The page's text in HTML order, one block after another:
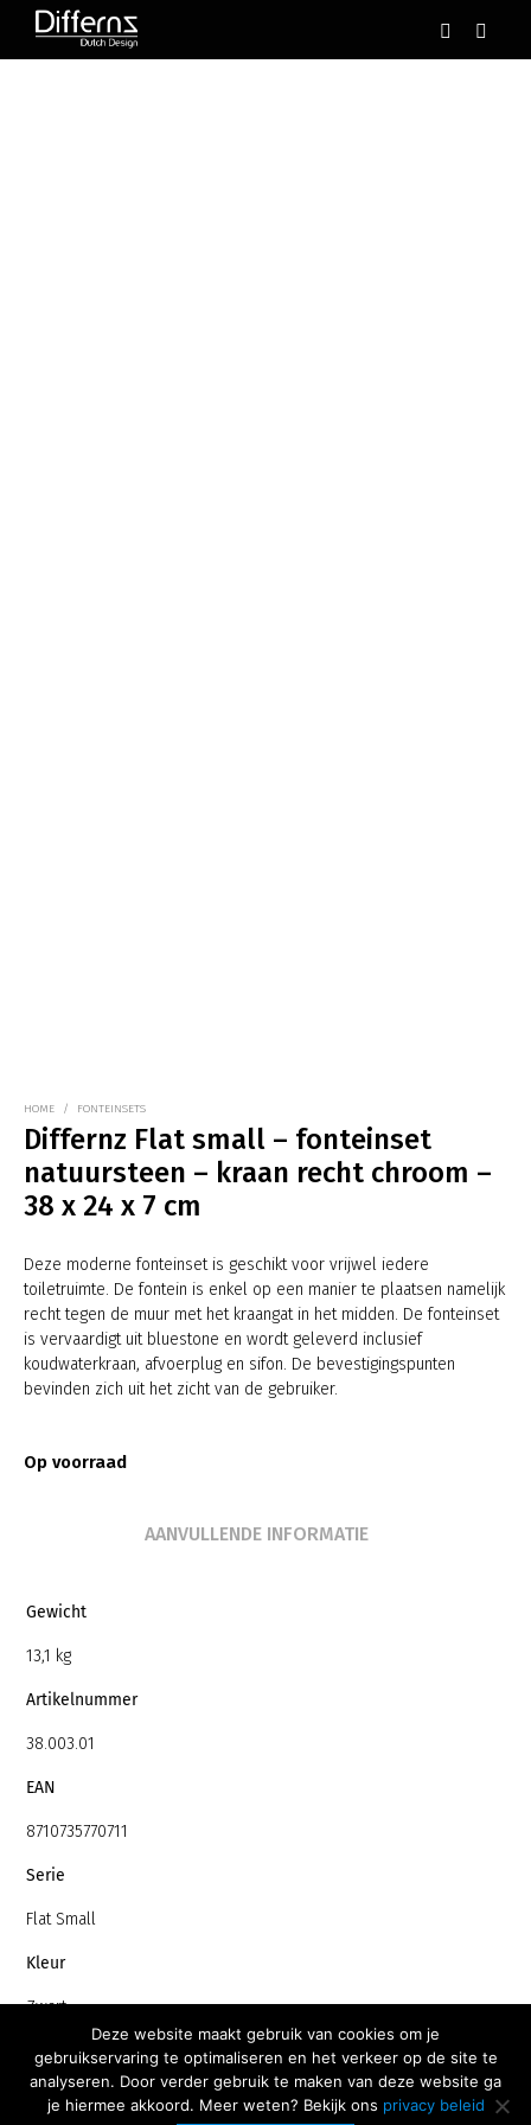
HOME / FONTEINSETS
Differnz Flat small – fonteinset
natuursteen – kraan recht chroom –
38 x 24 x 7 cm
Deze moderne fonteinset is geschikt voor vrijwel iedere
toiletruimte. De fontein is enkel op een manier te plaatsen namelijk
recht tegen de muur met het kraangat in het midden. De fonteinset
is vervaardigt uit bluestone en wordt geleverd inclusief
koudwaterkraan, afvoerplug en sifon. De bevestigingspunten
bevinden zich uit het zicht van de gebruiker.
Op voorraad
AANVULLENDE INFORMATIE
Gewicht
13,1 kg
Artikelnummer
38.003.01
EAN
8710735770711
Serie
Flat Small
Kleur
Zwart
Materiaal
Natuursteen
Deze website maakt gebruik van cookies om je
gebruikservaring te optimaliseren en het verkeer op de site te
analyseren. Door verder gebruik te maken van deze website ga
je hiermee akkoord. Meer weten? Bekijk ons privacy beleid